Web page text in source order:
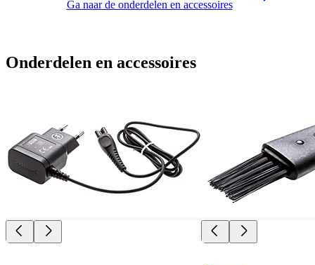
Ga naar de onderdelen en accessoires
Onderdelen en accessoires